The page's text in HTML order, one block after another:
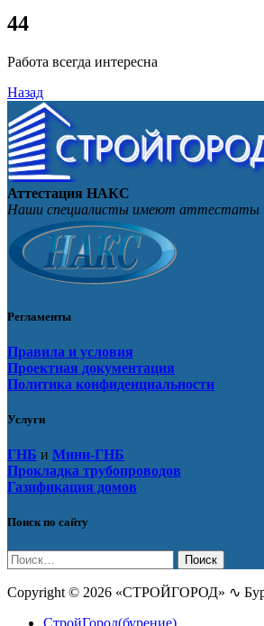
44
Работа всегда интересна
Назад
Аттестация НАКС
Наши специалисты имеют
Регламенты
Правила и условия
Проектная документация
Политика конфиденциальности
Услуги
ГНБ и Мини-ГНБ
Прокладка трубопроводов
Газификация домов
Поиск по сайту
Найти:
Copyright © 2026 «СТРОЙГОРОД» ∿
СтройГород(бурение)